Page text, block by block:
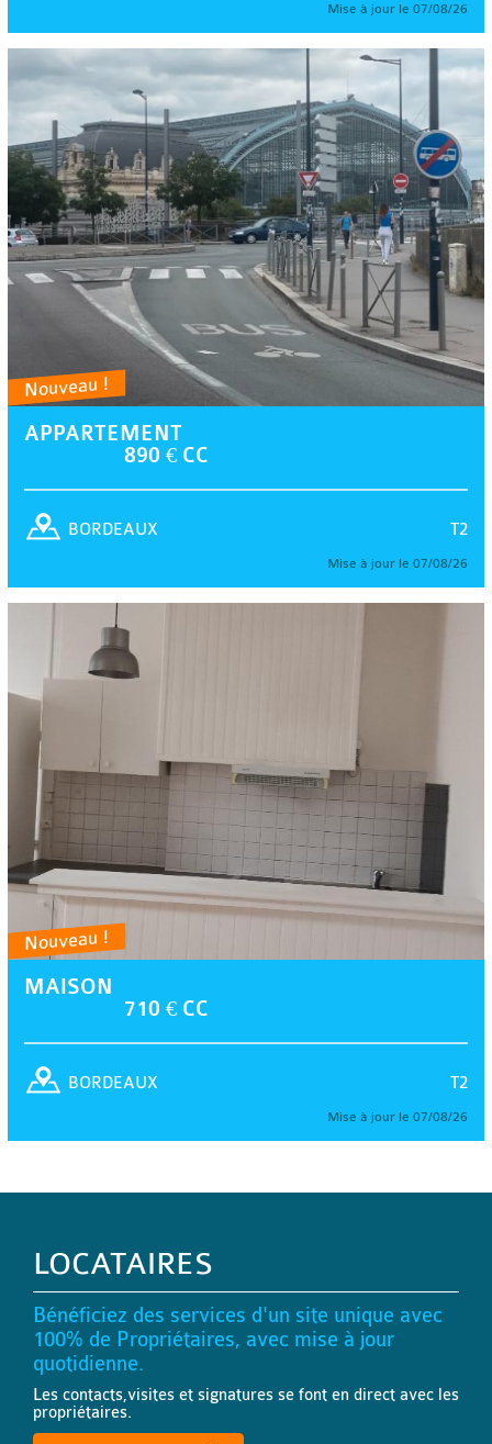
Mise à jour le 07/08/26
Nouveau !
APPARTEMENT
890 € CC
T2
BORDEAUX
Mise à jour le 07/08/26
Nouveau !
MAISON
710 € CC
T2
BORDEAUX
Mise à jour le 07/08/26
LOCATAIRES
Bénéficiez des services d'un site unique avec
100% de Propriétaires, avec mise à jour
quotidienne.
Les contacts,visites et signatures se font en direct avec les
propriétaires.